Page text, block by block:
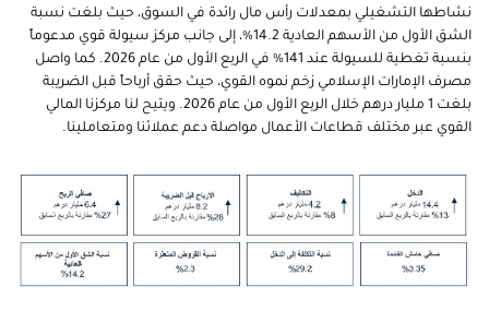
نشاطها التشغيلي بمعدلات رأس مال رائدة في السوق، حيث بلغت نسبة
الشق الأول من الأسهم العادية 14.2%، إلى جانب مركز سيولة قوي مدعوماً
بنسبة تغطية للسيولة عند 141% في الربع الأول من عام 2026. كما واصل
مصرف الإمارات الإسلامي زخم نموه القوي، حيث حقق أرباحاً قبل الضريبة
بلغت 1 مليار درهم خلال الربع الأول من عام 2026. ويتيح لنا مركزنا المالي
القوي عبر مختلف قطاعات الأعمال مواصلة دعم عملائنا ومتعاملينا.